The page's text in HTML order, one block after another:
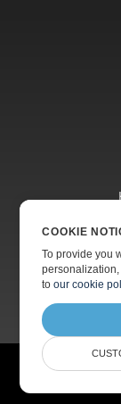
©
COOKIE
To provide you
toour cookie